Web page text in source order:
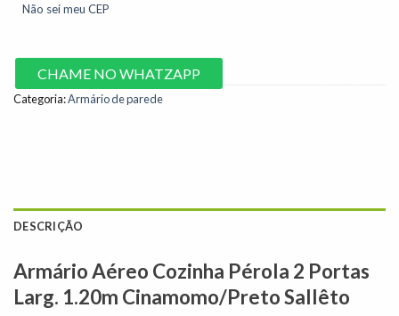
Não sei meu CEP
CHAME NO WHATZAPP
Categoria:Armário de parede
DESCRIÇÃO
Armário Aéreo Cozinha Pérola 2 Portas
Larg. 1.20m Cinamomo/Preto Sallêto